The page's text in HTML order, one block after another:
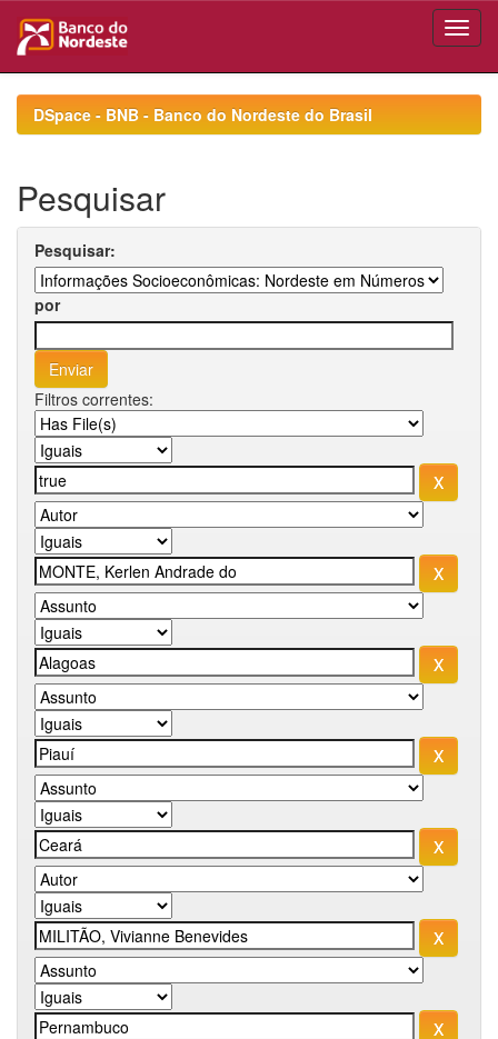
navigationDSpace - BNB - Banco do Nordeste do Brasil
Pesquisar
Pesquisar:
por
Filtros correntes: